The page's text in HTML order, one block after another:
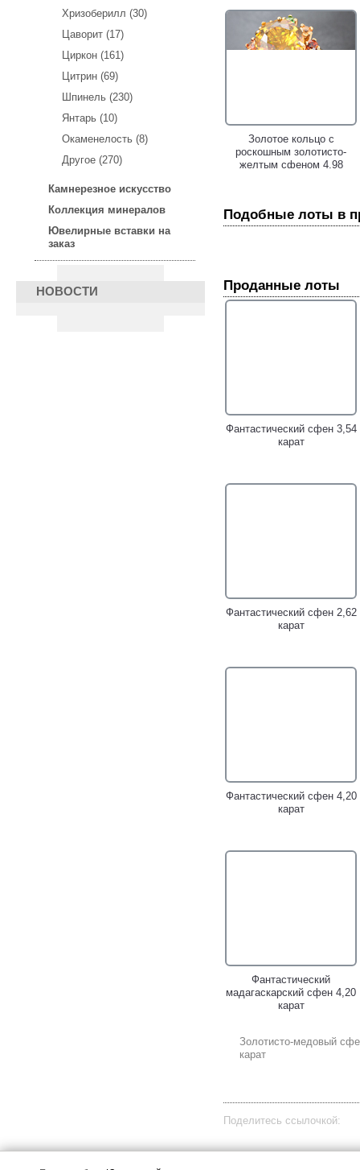
Хризоберилл (30)
Цаворит (17)
Циркон (161)
Цитрин (69)
Шпинель (230)
Янтарь (10)
Окаменелость (8)
Другое (270)
Камнерезное искусство
Коллекция минералов
Ювелирные вставки на
заказ
НОВОСТИ
Золотое кольцо с крупным
редкой огранки 5,69
Золотое кольцо с
роскошным золотисто-
желтым сфеном 4,98
Подобные лоты в
Проданные лоты
Фантастический сфен 3,54
карат
Фантастический сфен 2,62
карат
Фантастический сфен 4,20
карат
Фантастический
мадагаскарский сфен 4,20
карат
Золотисто-медовый
карат
Поделитесь ссылочкой: